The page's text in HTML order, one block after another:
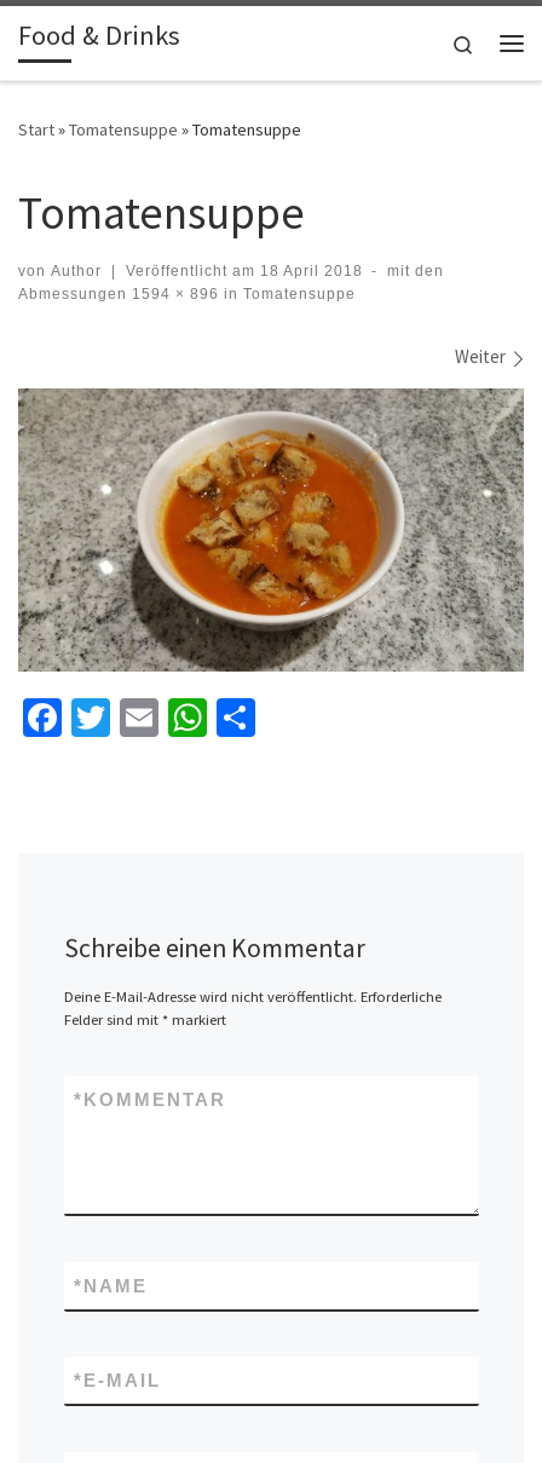
Zum Inhalt springen
Food & Drinks
Search
Start»Tomatensuppe »Tomatensuppe
Tomatensuppe
von Author | Veröffentlicht am 18 April 2018 -
mit den
Abmessungen 1594 × 896 in Tomatensuppe
Weiter
Fa T
E
W
Schreibe einen Kommentar
Deine E-Mail-Adresse wird nicht veröffentlicht. Erforderliche
Felder sind mit *markiert
KOMMENTAR
*
NAME
*
E-MAIL
*